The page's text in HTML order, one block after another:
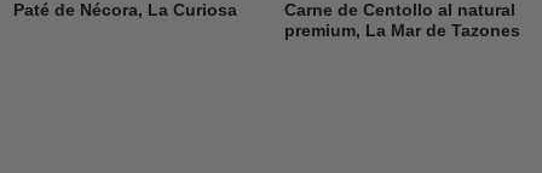
Paté de Nécora, La Curiosa
Carne de Centollo al natural
premium, La Mar de Tazones